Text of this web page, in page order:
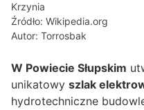
Krzynia
Źródło: Wikipedia.org
Autor: Torrosbak
W Powiecie Słupskim
unikatowy szlak
hydrotechniczne